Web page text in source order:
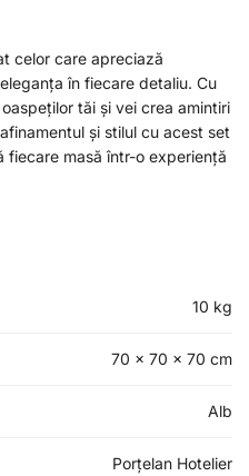
celor care apreciază
în fiecare detaliu. Cu
oaspeților tăi și vei crea amintiri
și stilul cu acest set
fiecare masă într-o experiență
10 kg
70 × 70 × 70 cm
Alb
Porțelan Hotelier